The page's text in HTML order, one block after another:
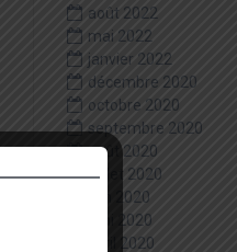
août 2022
mai 2022
janvier 2022
décembre 2020
octobre 2020
septembre 2020
août 2020
juillet 2020
juin 2020
mai 2020
avril 2020